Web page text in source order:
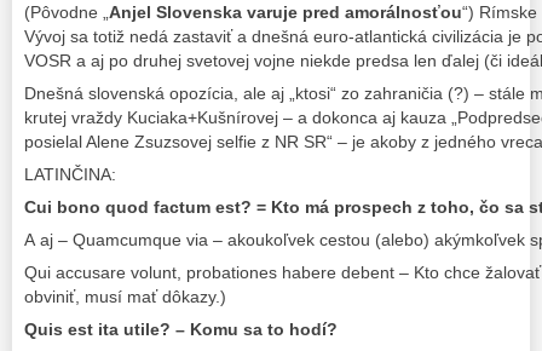
(Pôvodne „ Anjel Slovenska varuje pred amorálnosťou“)
Vývoj sa totiž nedá zastaviť a dnešná euro-atlantická civilizácia je
VOSR a aj po druhej svetovej vojne niekde predsa len ďalej (či
Dnešná slovenská opozícia, ale aj „ktosi“ zo zahraničia (?) – stále
krutej vraždy Kuciaka+Kušnírovej – a dokonca aj kauza
posielal Alene Zsuzsovej selfie z NR SR“ – je akoby z jedného
LATINČINA:
Cui bono quod factum est? = Kto má prospech z toho, čo sa
A aj – Quamcumque via – akoukoľvek cestou (alebo) akýmkoľvek
Qui accusare volunt, probationes habere debent – Kto chce
obviniť, musí mať dôkazy.)
Quis est ita utile? – Komu sa to hodí?